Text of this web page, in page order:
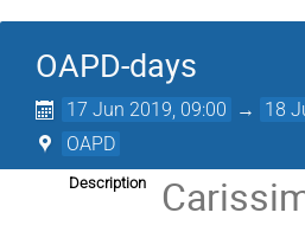
OAPD-days
17 Jun 2019, 09:00 → 18
OAPD
Description